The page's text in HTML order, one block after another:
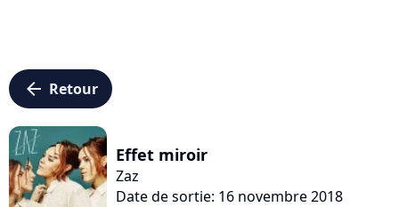
arrow_left Retour
Effet miroir
Zaz
Date de sortie: 16 novembre 2018